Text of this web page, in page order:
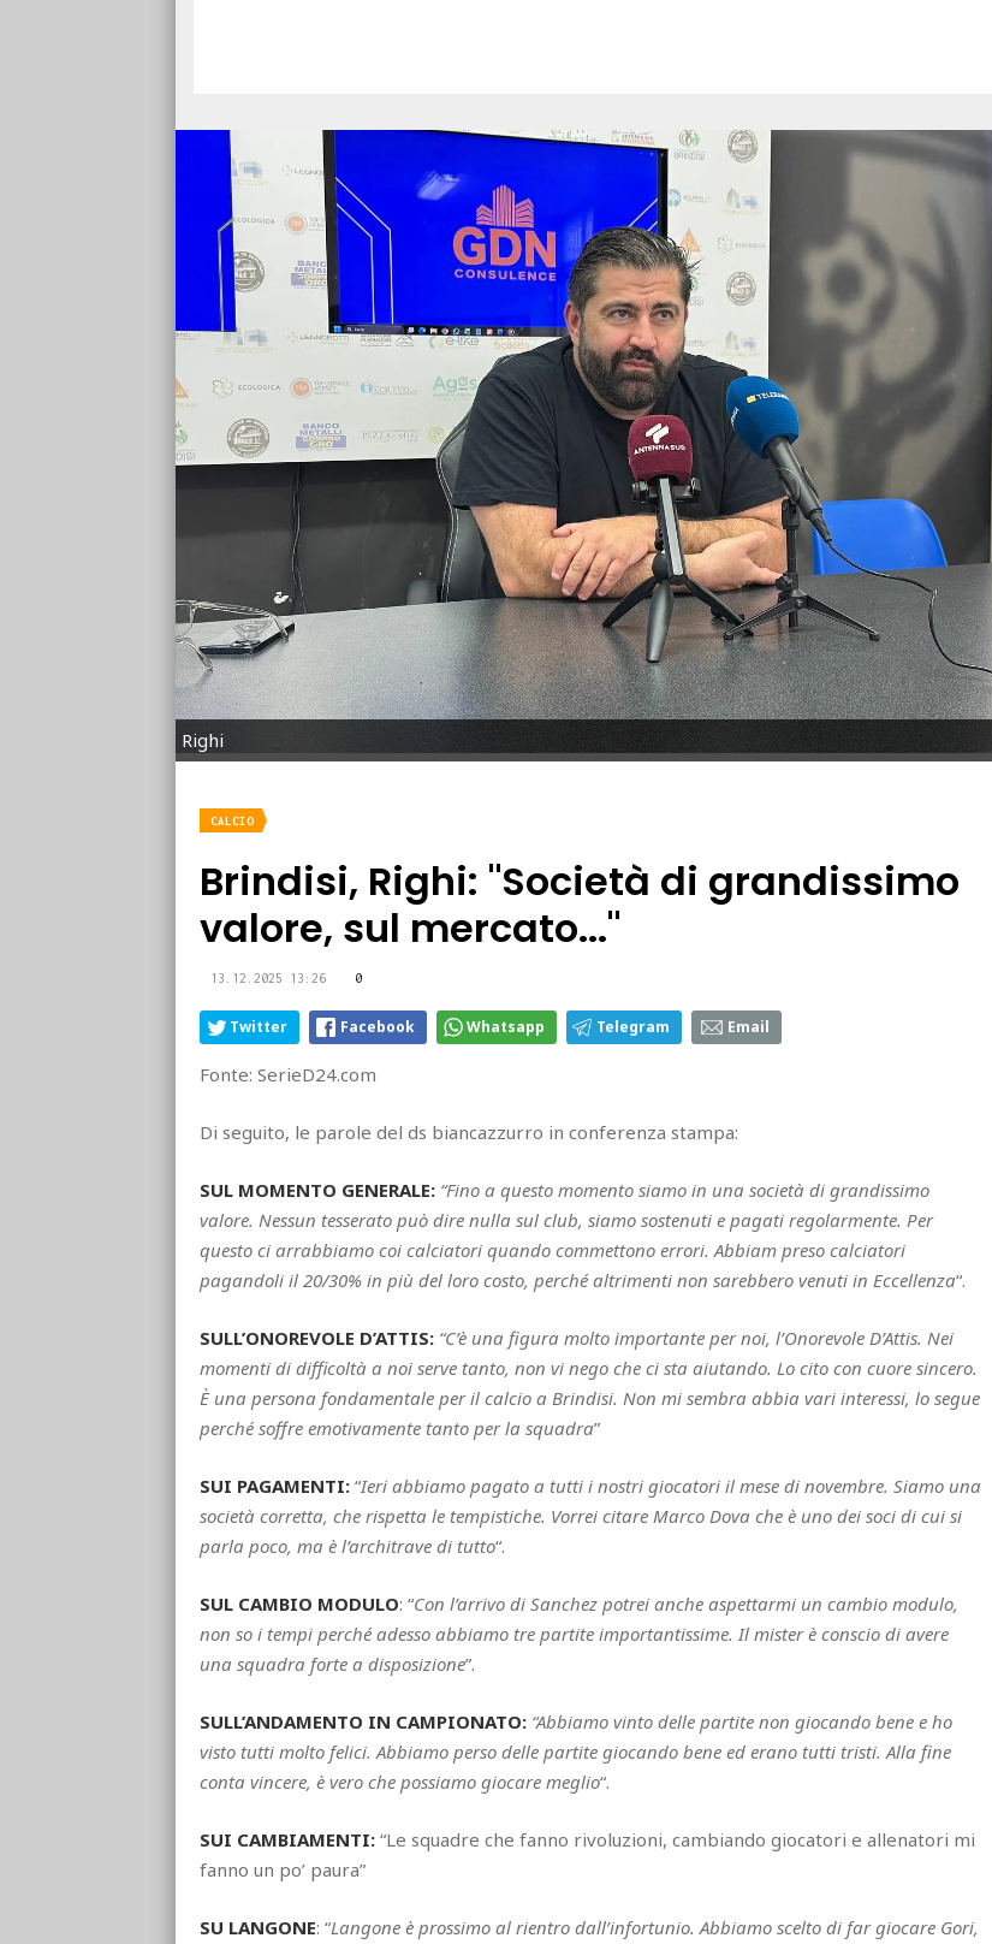
Righi
CALCIO
Brindisi, Righi: "Società di grandissimo
valore, sul mercato..."
13.12.2025 13:26 0
Twitter Facebook Whatsapp Telegram Email
Fonte: SerieD24.com
Di seguito, le parole del ds biancazzurro in conferenza stampa:
SUL MOMENTO GENERALE: “Fino a questo momento siamo in una società di grandissimo
valore. Nessun tesserato può dire nulla sul club, siamo sostenuti e pagati regolarmente. Per
questo ci arrabbiamo coi calciatori quando commettono errori. Abbiam preso calciatori
pagandoli il 20/30% in più del loro costo, perché altrimenti non sarebbero venuti in Eccellenza“.
SULL’ONOREVOLE D’ATTIS: “C’è una figura molto importante per noi, l’Onorevole D’Attis. Nei
momenti di difficoltà a noi serve tanto, non vi nego che ci sta aiutando. Lo cito con cuore sincero.
È una persona fondamentale per il calcio a Brindisi. Non mi sembra abbia vari interessi, lo segue
perché soffre emotivamente tanto per la squadra”
SUI PAGAMENTI: “Ieri abbiamo pagato a tutti i nostri giocatori il mese di novembre. Siamo una
società corretta, che rispetta le tempistiche. Vorrei citare Marco Dova che è uno dei soci di cui si
parla poco, ma è l’architrave di tutto“.
SUL CAMBIO MODULO: “Con l’arrivo di Sanchez potrei anche aspettarmi un cambio modulo,
non so i tempi perché adesso abbiamo tre partite importantissime. Il mister è conscio di avere
una squadra forte a disposizione”.
SULL’ANDAMENTO IN CAMPIONATO: “Abbiamo vinto delle partite non giocando bene e ho
visto tutti molto felici. Abbiamo perso delle partite giocando bene ed erano tutti tristi. Alla fine
conta vincere, è vero che possiamo giocare meglio“.
SUI CAMBIAMENTI: “Le squadre che fanno rivoluzioni, cambiando giocatori e allenatori mi
fanno un po’ paura”
SU LANGONE: “Langone è prossimo al rientro dall’infortunio. Abbiamo scelto di far giocare Gori,